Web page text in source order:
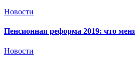
Новости
Пенсионная реформа 2019: что
Новости